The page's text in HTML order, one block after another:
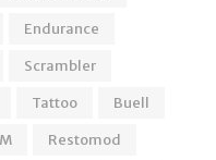
Endurance
Scrambler
Tattoo
Buell
Restomod